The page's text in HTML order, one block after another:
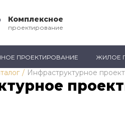
Комплексное
проектирование
ПРОЕКТИРОВАНИЕ ЖИЛОЕ
/ Инфраструктурное